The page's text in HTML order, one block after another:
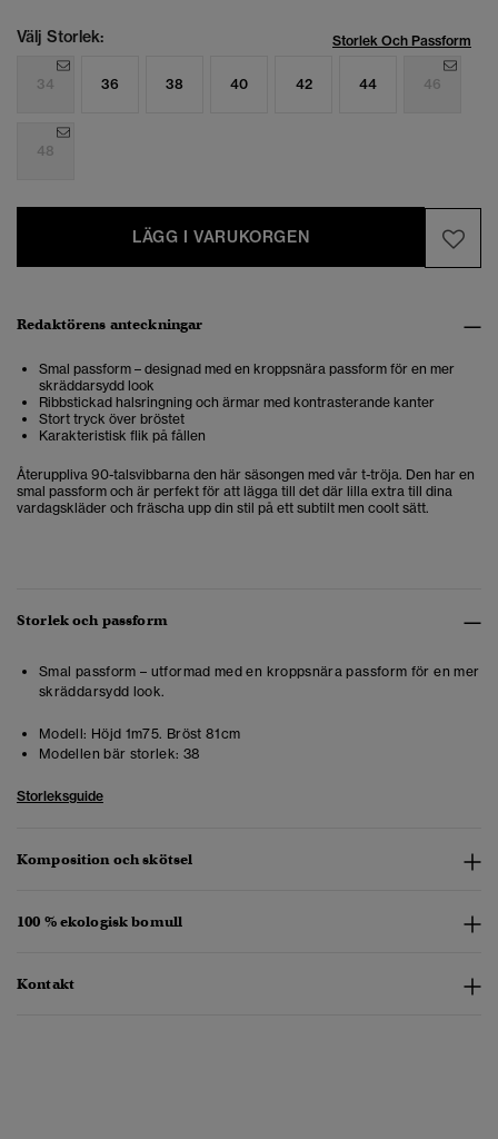
Välj Storlek: Storlek Och Passform
34 36 38 40 42 44 46
48
LÄGG I VARUKORGEN
Redaktörens anteckningar
Smal passform – designad med en kroppsnära passform för en mer
skräddarsydd look
Ribbstickad halsringning och ärmar med kontrasterande kanter
Stort tryck över bröstet
Karakteristisk flik på fållen
Återuppliva 90-talsvibbarna den här säsongen med vår t-tröja. Den har en
smal passform och är perfekt för att lägga till det där lilla extra till dina
vardagskläder och fräscha upp din stil på ett subtilt men coolt sätt.
Storlek och passform
Smal passform – utformad med en kroppsnära passform för en mer
skräddarsydd look.
Modell: Höjd 1m75. Bröst 81cm
Modellen bär storlek: 38
Storleksguide
Komposition och skötsel
100 % ekologisk bomull
Kontakt